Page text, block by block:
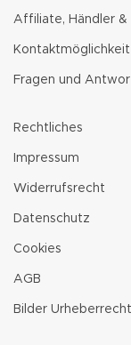
Affiliate, Händler
Fragen und
Rechtliches
Impressum
Widerrufsrecht
Datenschutz
Cookies
AGB
Bilder